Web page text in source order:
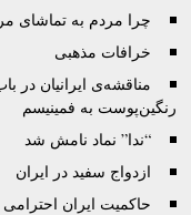
چرا مردم به تماشای
خرافات مذهبی
مناقشه‌ی ایرانیان در
رنگین‌پوست به فمینیسم
“ندا” نماد نامش شد
ازدواج سفید در ایران
حاکمیت ایران